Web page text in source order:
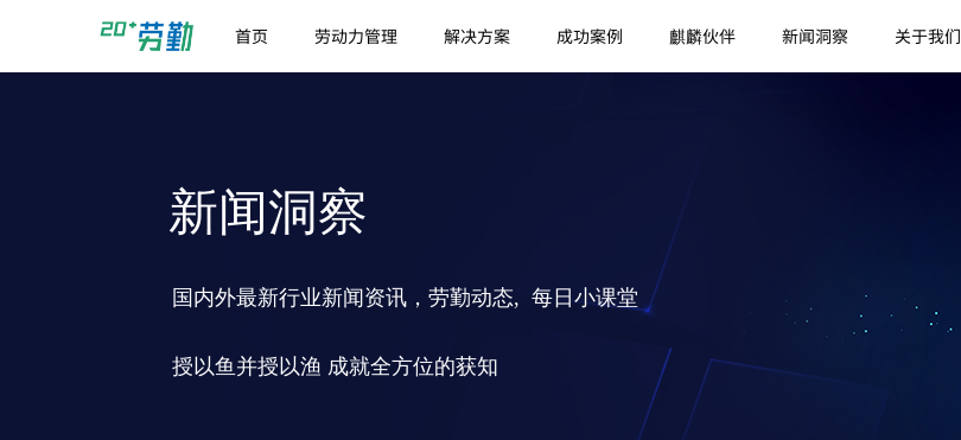
首页 劳动力管理 解决方案 成功案例 麒麟伙伴 新闻洞察 关于我们
国内外最新行业新闻资讯，劳勤动态, 每日小课堂
授以鱼并授以渔 成就全方位的获知
新闻洞察